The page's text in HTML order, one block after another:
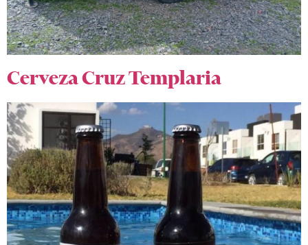
Cerveza Cruz Templaria